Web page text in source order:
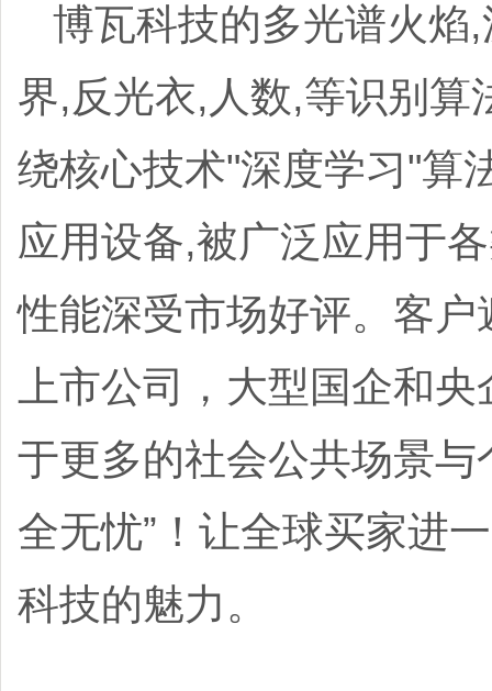
博瓦科技的多光谱火焰
界,反光衣,人数,等识别算
绕核心技术"深度学习"算
应用设备,被广泛应用于
性能深受市场好评。客
上市公司，大型国企和
于更多的社会公共场景与
全无忧”！让全球买家进
科技的魅力。